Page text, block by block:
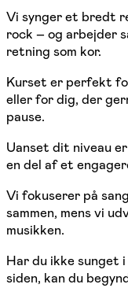
Vi synger et bredt
rock – og arbejder
retning som kor.
Kurset er perfekt
eller for dig, der
pause.
Uanset dit niveau
en del af et
Vi fokuserer på
sammen, mens vi
musikken.
Har du ikke sunget
siden, kan du